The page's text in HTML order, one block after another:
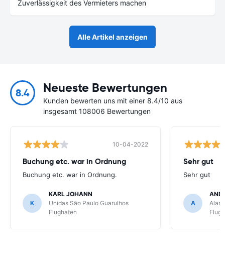
Zuverlässigkeit des Vermieters machen
Alle Artikel anzeigen
8.4 Neueste Bewertungen
Kunden bewerten uns mit einer 8.4/10 aus
insgesamt 108006 Bewertungen
10-04-2022
Buchung etc. war in Ordnung
Buchung etc. war in Ordnung.
K
KARL JOHANN
Unidas São Paulo Guarulhos
Flughafen
Sehr gut
Sehr gut
A